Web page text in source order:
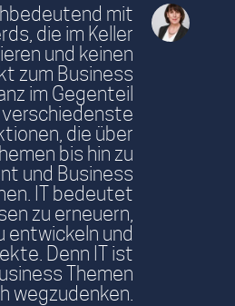
mit
die im Keller
und keinen
zum Business
im Gegenteil
die über
bis hin zu
und Business
IT bedeutet
zu erneuern,
entwickeln und
Denn IT ist
Themen
wegzudenken.